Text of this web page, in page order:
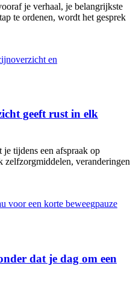
je verhaal, je belangrijkste
te ordenen, wordt het gesprek
geeft rust in elk
tijdens een afspraak op
zelfzorgmiddelen, veranderingen
dat je dag om een